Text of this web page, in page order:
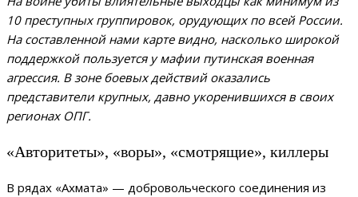
10 преступных группировок, орудующих по всей России.
На составленной нами карте видно, насколько широкой
поддержкой пользуется у мафии путинская военная
агрессия. В зоне боевых действий оказались
представители крупных, давно укоренившихся в своих
регионах ОПГ.
«Авторитеты», «воры», «смотрящие», киллеры
В рядах «Ахмата» — добровольческого соединения из